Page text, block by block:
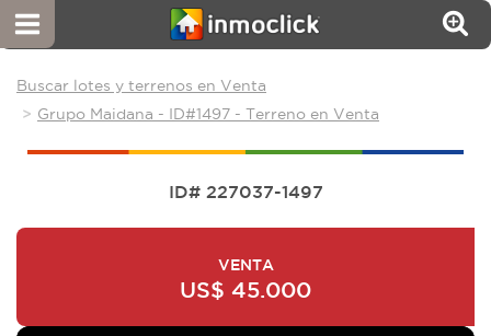
Buscar lotes y terrenos en Venta
Grupo Maidana - ID#1497 - Terreno en Venta
ID# 227037-1497
VENTA
US$ 45.000